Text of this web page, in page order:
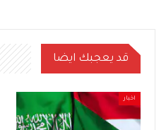
قد يعجبك ايضا
اخبار